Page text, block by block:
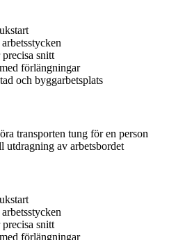
snitt
förlängningar
och byggarbetsplats
transporten tung för en person
av arbetsbordet
snitt
förlängningar